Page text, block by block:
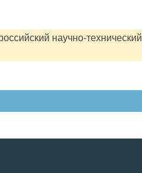
научно-технический